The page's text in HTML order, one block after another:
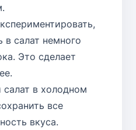
в салат немного
Это сделает
в холодном
все
вкуса.